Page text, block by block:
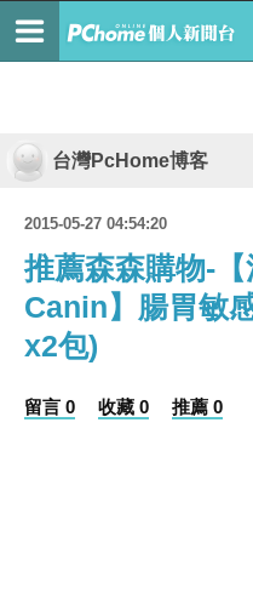
台灣PcHome博客
2015-05-27 04:54:20
推薦森森購物-
Canin】腸胃敏
x2包)
留言 0 收藏 0 推薦 0